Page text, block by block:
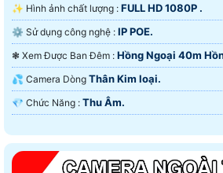
✨ Hình ảnh chất lượng : FULL HD 1080P .
⚙ Sử dụng công nghệ : IP POE.
❃ Xem Được Ban Đêm : Hồng Ngoại 40m
💦 Camera Dòng Thân Kim loại.
️💎 Chức Năng : Thu Âm.